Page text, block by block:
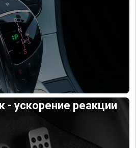
- ускорение реакции